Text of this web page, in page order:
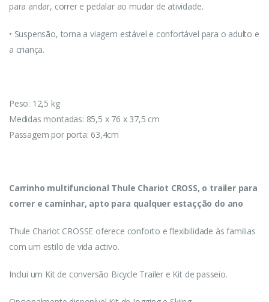
para andar, correr e pedalar ao mudar de atividade.
• Suspensão, torna a viagem estável e confortável para o adulto e
a criança.
Peso: 12,5 kg
Medidas montadas: 85,5 x 76 x 37,5 cm
Passagem por porta: 63,4cm
Carrinho multifuncional Thule Chariot CROSS, o trailer para
correr e caminhar, apto para qualquer estaçção do ano
Thule Chariot CROSSE oferece conforto e flexibilidade às familias
com um estilo de vida activo.
Inclui um Kit de conversão Bicycle Trailer e Kit de passeio.